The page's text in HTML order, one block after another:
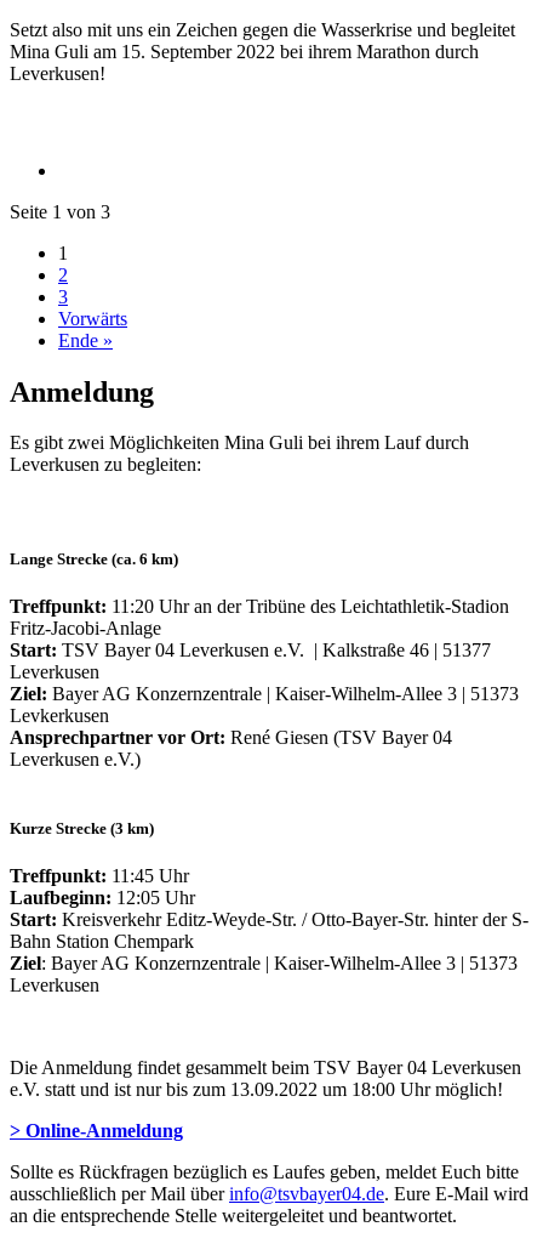
Setzt also mit uns ein Zeichen gegen die Wasserkrise und begleitet
Mina Guli am 15. September 2022 bei ihrem Marathon durch
Leverkusen!
Seite 1 von 3
1
2
3
Vorwärts
Ende »
Anmeldung
Es gibt zwei Möglichkeiten Mina Guli bei ihrem Lauf durch
Leverkusen zu begleiten:
Lange Strecke (ca. 6 km)
Treffpunkt: 11:20 Uhr an der Tribüne des Leichtathletik-Stadion
Fritz-Jacobi-Anlage
Start: TSV Bayer 04 Leverkusen e.V. | Kalkstraße 46 | 51377
Leverkusen
Ziel: Bayer AG Konzernzentrale | Kaiser-Wilhelm-Allee 3 | 51373
Levkerkusen
Ansprechpartner vor Ort: René Giesen (TSV Bayer 04
Leverkusen e.V.)
Kurze Strecke (3 km)
Treffpunkt: 11:45 Uhr
Laufbeginn: 12:05 Uhr
Start: Kreisverkehr Editz-Weyde-Str. / Otto-Bayer-Str. hinter der S-
Bahn Station Chempark
Ziel: Bayer AG Konzernzentrale | Kaiser-Wilhelm-Allee 3 | 51373
Leverkusen
Die Anmeldung findet gesammelt beim TSV Bayer 04 Leverkusen
e.V. statt und ist nur bis zum 13.09.2022 um 18:00 Uhr möglich!
> Online-Anmeldung
Sollte es Rückfragen bezüglich es Laufes geben, meldet Euch bitte
ausschließlich per Mail überinfo@tsvbayer04.de. Eure E-Mail wird
an die entsprechende Stelle weitergeleitet und beantwortet.